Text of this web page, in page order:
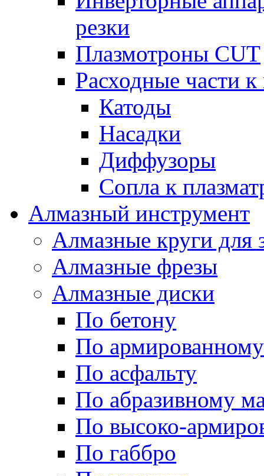
резки
Плазмотроны CUT
Расходные части
Катоды
Насадки
Диффузоры
Сопла к
Алмазный инструмент
Алмазные круги для
Алмазные фрезы
Алмазные диски
По бетону
По
По асфальту
По абразивному
По высоко-
По габбро